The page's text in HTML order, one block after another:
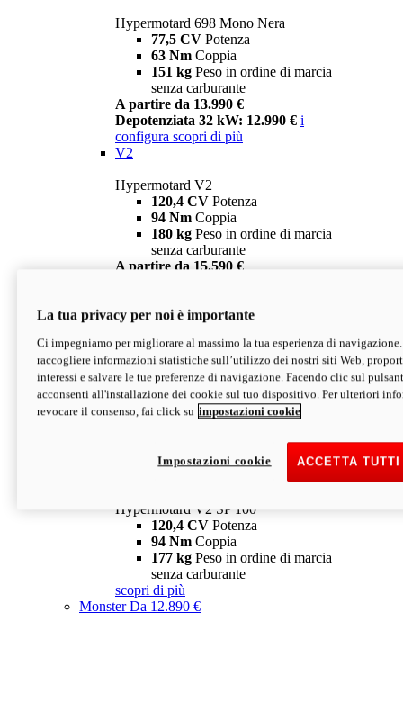
Hypermotard 698 Mono Nera
77,5 CV Potenza
63 Nm Coppia
151 kg Peso in ordine di marcia
senza carburante
A partire da 13.990 €
Depotenziata 32 kW: 12.990 € i
configura scopri di più
V2
Hypermotard V2
120,4 CV Potenza
94 Nm Coppia
180 kg Peso in ordine di marcia
senza carburante
A partire da 15.590 €
V2 SP
Hypermotard V2 SP
120,4 CVPotenza
94 NmCoppia
177 kgPeso in ordine di marcia
senza carburante
Depotenziata 35 kW: 18.890 € i
configura scopri di più
Hypermotard V2 SP 100
120,4 CV Potenza
94 Nm Coppia
177 kg Peso in ordine di marcia
senza carburante
scopri di più
MonsterDa 12.890 €
La tua privacy per noi è importante
Ci impegniamo per migliorare al massimo la tua esperienza di
raccogliere informazioni statistiche sull’utilizzo dei nostri siti Web,
interessi e salvare le tue preferenze di navigazione. Facendo clic sul
acconsenti all'installazione dei cookie sul tuo dispositivo. Per ulteriori
revocare il consenso, fai click su impostazioni cookie
ACCETTA
Impostazioni cookie